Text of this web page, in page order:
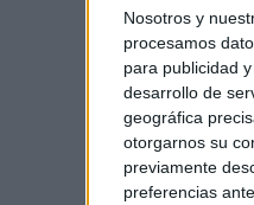
Nosotros y
procesamos
para publicidad
desarrollo de
geográfica
otorgarnos su
previamente
preferencias